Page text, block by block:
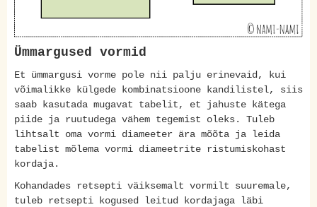
Ümmargused vormid
Et ümmargusi vorme pole nii palju erinevaid, kui
võimalikke külgede kombinatsioone kandilistel, siis
saab kasutada mugavat tabelit, et jahuste kätega
piide ja ruutudega vähem tegemist oleks. Tuleb
lihtsalt oma vormi diameeter ära mõõta ja leida
tabelist mõlema vormi diameetrite ristumiskohast
kordaja.
Kohandades retsepti väiksemalt vormilt suuremale,
tuleb retsepti kogused leitud kordajaga läbi